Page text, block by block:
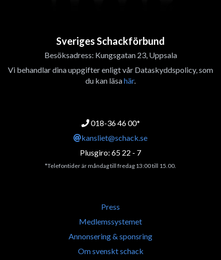
Sveriges Schackförbund
Besöksadress: Kungsgatan 23, Uppsala
Vi behandlar dina uppgifter enligt vår Dataskyddspolicy, som
du kan läsahär.
018-36 46 00*
kansliet@schack.se
Plusgiro: 65 22 - 7
*Telefontider är måndag till fredag 13:00 till 15.00.
Press
Medlemssystemet
Annonsering & sponsring
Om svenskt schack